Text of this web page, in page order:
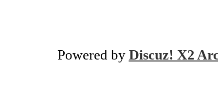
Powered by Discuz! X2